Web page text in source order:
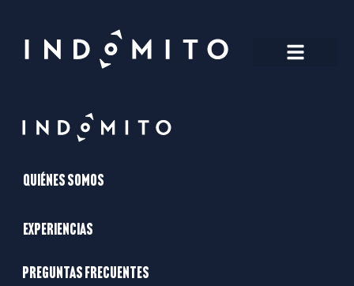
Quiénes somos
Experiencias
Preguntas frecuentes